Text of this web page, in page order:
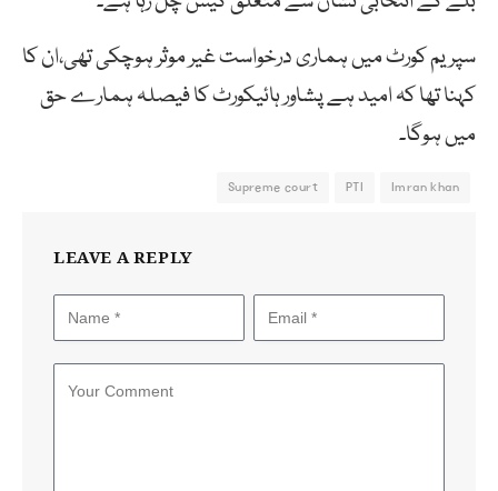
سپریم کورٹ میں ہماری درخواست غیر موثر ہوچکی تھی،ان کا
کہنا تھا کہ امید ہے پشاور ہائیکورٹ کا فیصلہ ہمارے حق
میں ہوگا۔
Imran khan
PTI
Supreme court
LEAVE A REPLY